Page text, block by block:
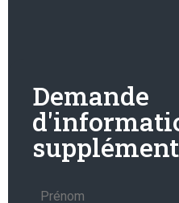
Demande